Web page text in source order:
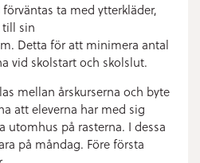
ta med ytterkläder,
till sin
Detta för att minimera antal
vid skolstart och skolslut.
mellan årskurserna och byte
att eleverna har med sig
utomhus på rasterna. I dessa
på måndag. Före första